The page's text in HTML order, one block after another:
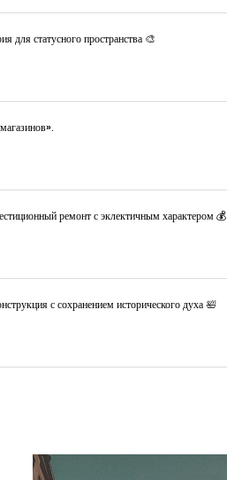
статусного пространства 🎨
ремонт с эклектичным характером 💰
с сохранением исторического духа 🛀